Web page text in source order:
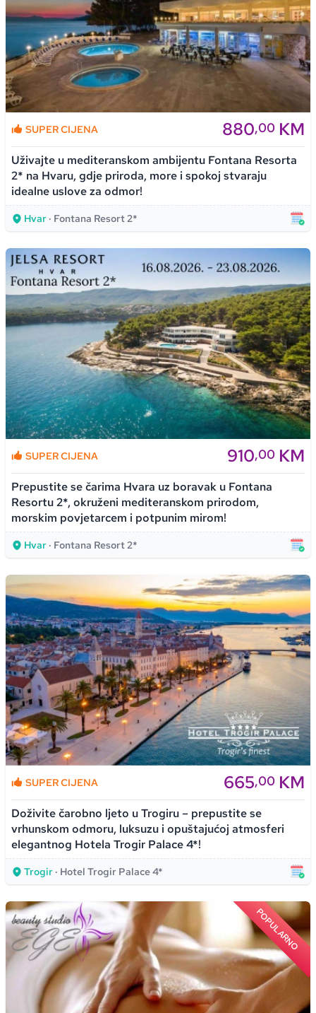
SUPER CIJENA 880,00 KM
Uživajte u mediteranskom ambijentu Fontana Resorta
2* na Hvaru, gdje priroda, more i spokoj stvaraju
idealne uslove za odmor!
Hvar · Fontana Resort 2*
SUPER CIJENA 910,00 KM
Prepustite se čarima Hvara uz boravak u Fontana
Resortu 2*, okruženi mediteranskom prirodom,
morskim povjetarcem i potpunim mirom!
Hvar · Fontana Resort 2*
SUPER CIJENA 665,00 KM
Doživite čarobno ljeto u Trogiru – prepustite se
vrhunskom odmoru, luksuzu i opuštajućoj atmosferi
elegantnog Hotela Trogir Palace 4*!
Trogir · Hotel Trogir Palace 4*
POPULARNO